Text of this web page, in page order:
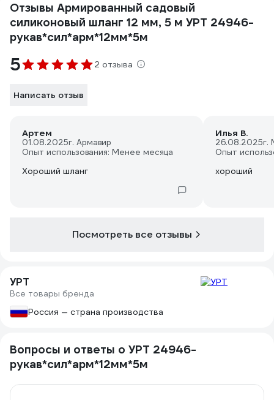
Отзывы Армированный садовый
силиконовый шланг 12 мм, 5 м УРТ 24946-
рукав*сил*арм*12мм*5м
5 2 отзыва
Написать отзыв
Артем
01.08.2025г. Армавир
Опыт использования: Менее месяца
Хороший шланг
Илья В.
26.08.2025г.
Опыт
хороший
Посмотреть все отзывы
УРТ
Все товары бренда
Россия — страна производства
Вопросы и ответы о УРТ 24946-
рукав*сил*арм*12мм*5м